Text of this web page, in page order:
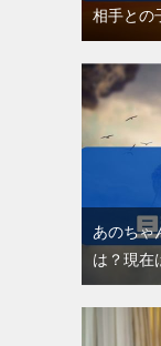
相手との
あのちゃ
は？現在